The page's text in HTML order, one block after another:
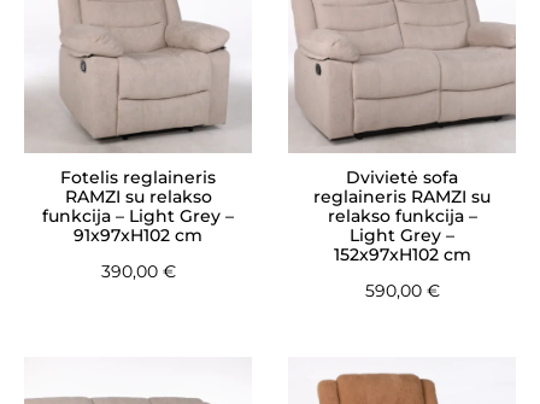
Fotelis reglaineris
RAMZI su relakso
funkcija – Light Grey –
91x97xH102 cm
390,00 €
Dvivietė sofa
reglaineris RAMZI su
relakso funkcija –
Light Grey –
152x97xH102 cm
590,00 €